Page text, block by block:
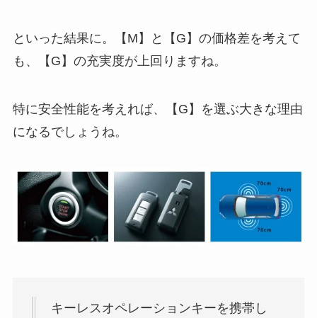
といった結果に。【M】と【G】の価格差を考えて
も、【G】の充実度が上回りますね。
特に安全性能を考えれば、【G】を選ぶ大きな理由
になるでしょうね。
キーレスオペレーションキーを携帯し